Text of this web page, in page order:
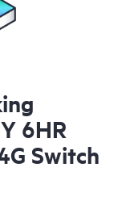
6HR
Switch